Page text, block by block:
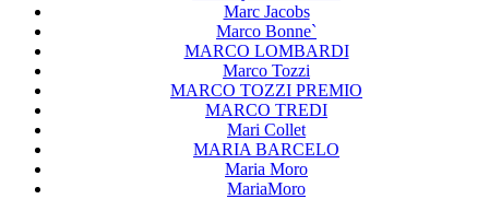
Marc Jacobs
Marco Bonne`
MARCO LOMBARDI
Marco Tozzi
MARCO TOZZI PREMIO
MARCO TREDI
Mari Collet
MARIA BARCELO
Maria Moro
MariaMoro